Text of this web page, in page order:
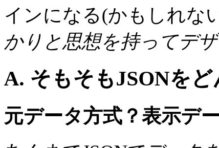
インになる(かもしれな
かりと思想を持ってデ
A. そもそもJSONを
元データ方式？表示デ